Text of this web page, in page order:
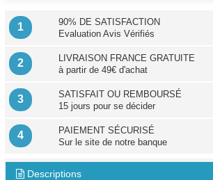
1
90% DE SATISFACTION
Evaluation Avis Vérifiés
2
LIVRAISON FRANCE GRATUITE
à partir de 49€ d'achat
3
SATISFAIT OU REMBOURSÉ
15 jours pour se décider
4
PAIEMENT SÉCURISÉ
Sur le site de notre banque
Descriptions